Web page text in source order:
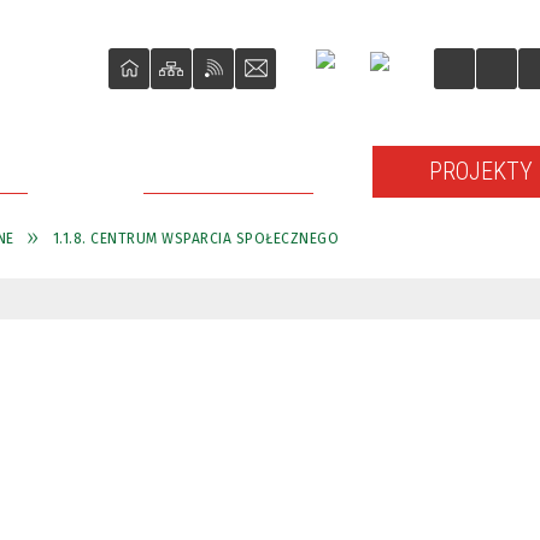
PROJEKTY
1.1.8. CENTRUM WSPARCIA SPOŁECZNEGO